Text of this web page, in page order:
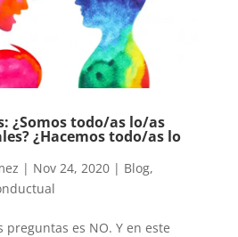
¿Somos todo/as lo/as
¿Hacemos todo/as lo
| Nov 24, 2020| Blog,
preguntas es NO. Y en este